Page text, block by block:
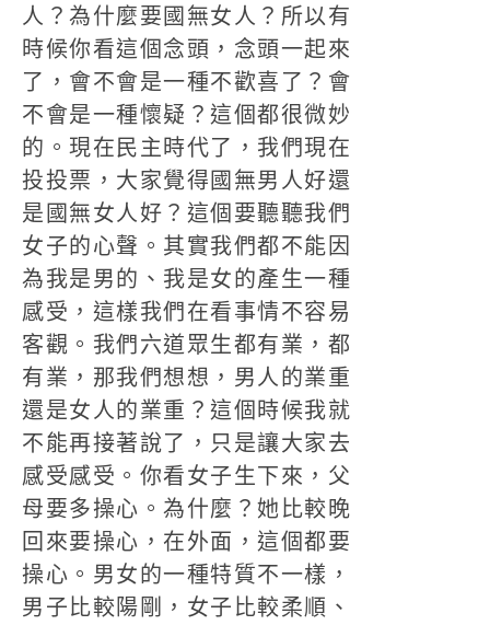
人？為什麼要國無女人？所以有
時候你看這個念頭，念頭一起來
了，會不會是一種不歡喜了？會
不會是一種懷疑？這個都很微妙
的。現在民主時代了，我們現在
投投票，大家覺得國無男人好還
是國無女人好？這個要聽聽我們
女子的心聲。其實我們都不能因
為我是男的、我是女的產生一種
感受，這樣我們在看事情不容易
客觀。我們六道眾生都有業，都
有業，那我們想想，男人的業重
還是女人的業重？這個時候我就
不能再接著說了，只是讓大家去
感受感受。你看女子生下來，父
母要多操心。為什麼？她比較晚
回來要操心，在外面，這個都要
操心。男女的一種特質不一樣，
男子比較陽剛，女子比較柔順、